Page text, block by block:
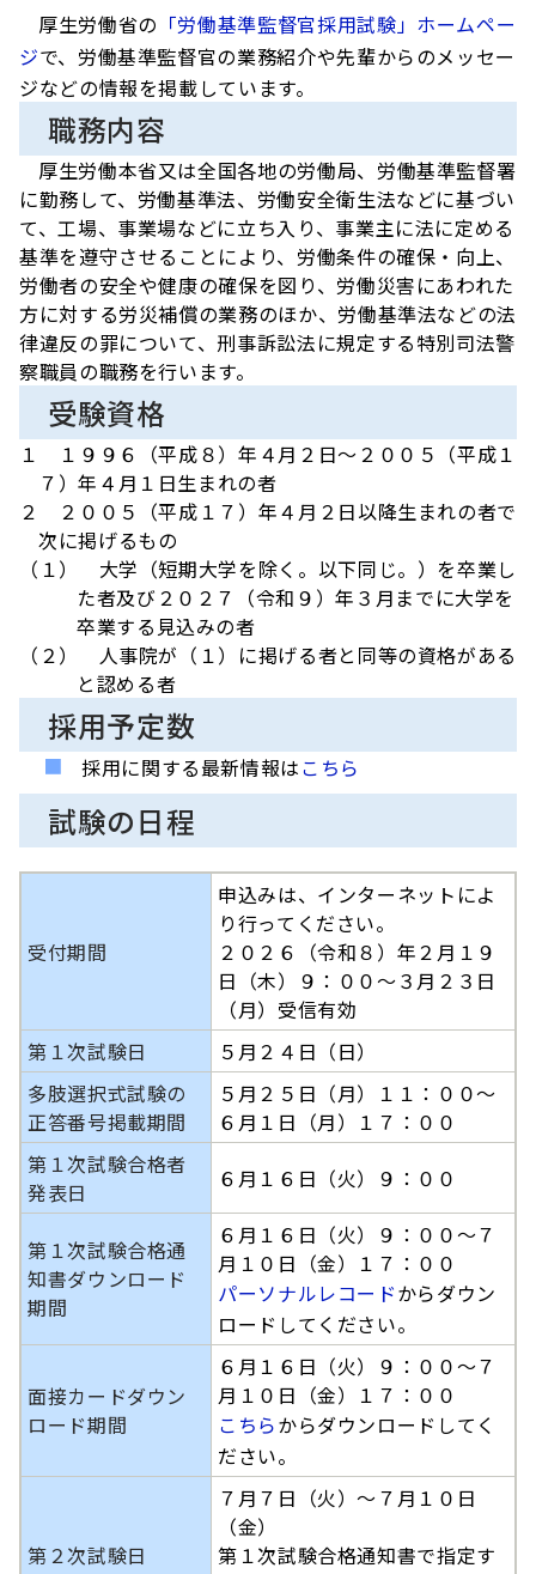
厚生労働省の 「労働基準監督官採用試験」ホームペー
ジで、労働基準監督官の業務紹介や先輩からのメッセー
ジなどの情報を掲載しています。
職務内容
厚生労働本省又は全国各地の労働局、労働基準監督署
に勤務して、労働基準法、労働安全衛生法などに基づい
て、工場、事業場などに立ち入り、事業主に法に定める
基準を遵守させることにより、労働条件の確保・向上、
労働者の安全や健康の確保を図り、労働災害にあわれた
方に対する労災補償の業務のほか、労働基準法などの法
律違反の罪について、刑事訴訟法に規定する特別司法警
察職員の職務を行います。
受験資格
１ １９９６（平成８）年４月２日～２００５（平成１
７）年４月１日生まれの者
２ ２００５（平成１７）年４月２日以降生まれの者で
次に掲げるもの
（１） 大学（短期大学を除く。以下同じ。）を卒業し
た者及び２０２７（令和９）年３月までに大学を
卒業する見込みの者
（２） 人事院が（１）に掲げる者と同等の資格がある
と認める者
採用予定数
採用に関する最新情報はこちら
試験の日程
受付期間
申込みは、インターネットによ
り行ってください。
２０２６（令和８）年２月１９
日（木）９：００～３月２３日
（月）受信有効
第１次試験日
５月２４日（日）
多肢選択式試験の
正答番号掲載期間
５月２５日（月）１１：００～
６月１日（月）１７：００
第１次試験合格者
発表日
６月１６日（火）９：００
第１次試験合格通
知書ダウンロード
期間
６月１６日（火）９：００～７
月１０日（金）１７：００
パーソナルレコードからダウン
ロードしてください。
面接カードダウン
ロード期間
６月１６日（火）９：００～７
月１０日（金）１７：００
こちらからダウンロードしてく
ださい。
第２次試験日
７月７日（火）～７月１０日
（金）
第１次試験合格通知書で指定す